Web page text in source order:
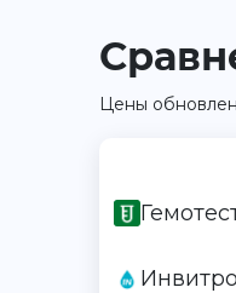
Цены
Инвитро